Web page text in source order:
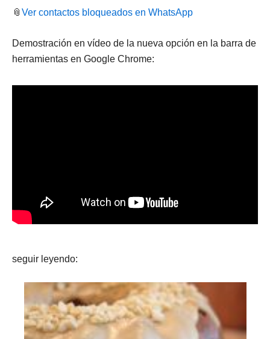
📎 Ver contactos bloqueados en WhatsApp
Demostración en vídeo de la nueva opción en la barra de
herramientas en Google Chrome:
seguir leyendo: